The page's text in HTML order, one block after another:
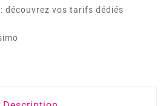
découvrez vos tarifs dédiés